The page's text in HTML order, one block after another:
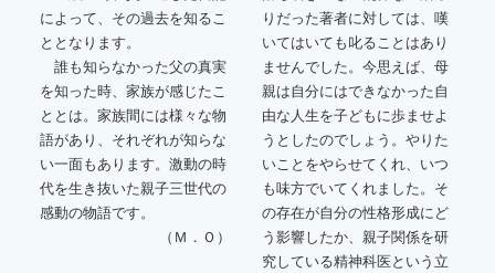
によって、その過去を知るこ
ととなります。
誰も知らなかった父の真実
を知った時、家族が感じたこ
ととは。家族間には様々な物
語があり、それぞれが知らな
い一面もあります。激動の時
代を生き抜いた親子三世代の
感動の物語です。
（Ｍ．Ｏ）
りだった著者に対しては、嘆
いてはいても叱ることはあり
ませんでした。今思えば、母
親は自分にはできなかった自
由な人生を子どもに歩ませよ
うとしたのでしょう。やりた
いことをやらせてくれ、いつ
も味方でいてくれました。そ
の存在が自分の性格形成にど
う影響したか、親子関係を研
究している精神科医という立